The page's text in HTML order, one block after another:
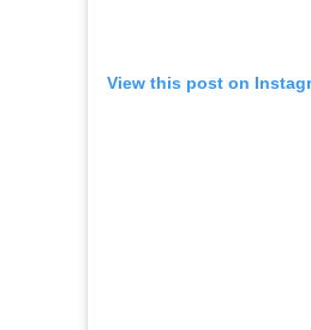
View this post on